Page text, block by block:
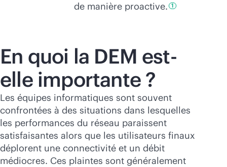
de manière proactive. 1
En quoi la DEM est-
elle importante ?
Les équipes informatiques sont souvent
confrontées à des situations dans lesquelles
les performances du réseau paraissent
satisfaisantes alors que les utilisateurs finaux
déplorent une connectivité et un débit
médiocres. Ces plaintes sont généralement